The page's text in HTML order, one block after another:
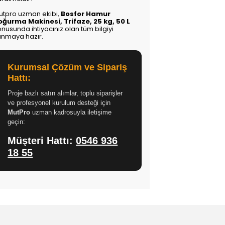
uzman ekibi, Bosfor Hamur
Makinesi, Trifaze, 25 kg, 50 L
ihtiyacınız olan tüm bilgiyi
hazır.
Kurumsal Çözüm ve Sipariş
Hattı:
Proje bazlı satın alımlar, toplu siparişler
ve profesyonel kurulum desteği için
MutPro uzman kadrosuyla iletişime
geçin:
Müşteri Hattı:0546 936
18 55